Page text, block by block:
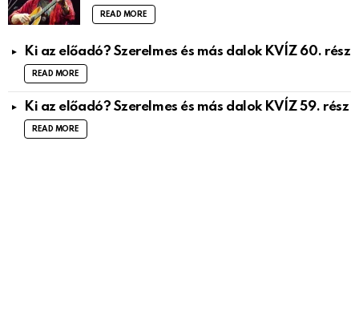
READ MORE
Ki az előadó? Szerelmes és más dalok KVÍZ 60. rész
READ MORE
Ki az előadó? Szerelmes és más dalok KVÍZ 59. rész
READ MORE